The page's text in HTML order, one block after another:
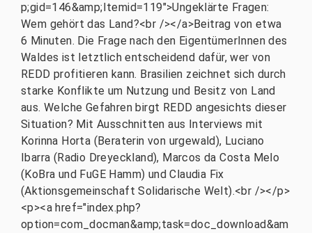
p;gid=146&amp;Itemid=119">Ungeklärte Fragen:
Wem gehört das Land?<br /></a>Beitrag von etwa
6 Minuten. Die Frage nach den EigentümerInnen des
Waldes ist letztlich entscheidend dafür, wer von
REDD profitieren kann. Brasilien zeichnet sich durch
starke Konflikte um Nutzung und Besitz von Land
aus. Welche Gefahren birgt REDD angesichts dieser
Situation? Mit Ausschnitten aus Interviews mit
Korinna Horta (Beraterin von urgewald), Luciano
Ibarra (Radio Dreyeckland), Marcos da Costa Melo
(KoBra und FuGE Hamm) und Claudia Fix
(Aktionsgemeinschaft Solidarische Welt).<br /></p>
<p><a href="index.php?
option=com_docman&amp;task=doc_download&am